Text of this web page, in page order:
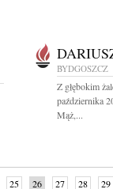
BYDGOSZCZ
Z głębokim
października
Mąż,...
25 26 27 28 29